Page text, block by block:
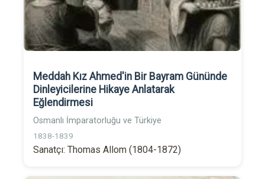
Meddah Kız Ahmed'in Bir Bayram Gününde
Dinleyicilerine Hikaye Anlatarak
Eğlendirmesi
Osmanlı İmparatorluğu ve Türkiye
1838-1839
Sanatçı: Thomas Allom (1804-1872)